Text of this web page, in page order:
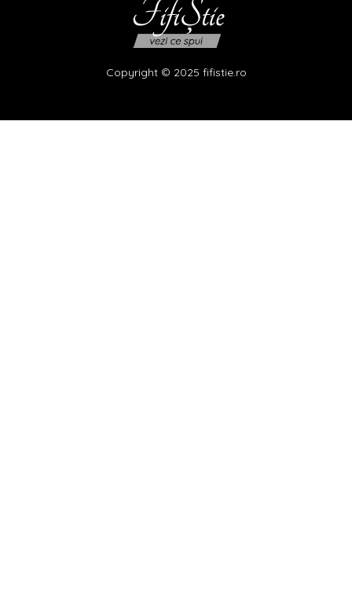
Copyright © 2025 fifistie.ro